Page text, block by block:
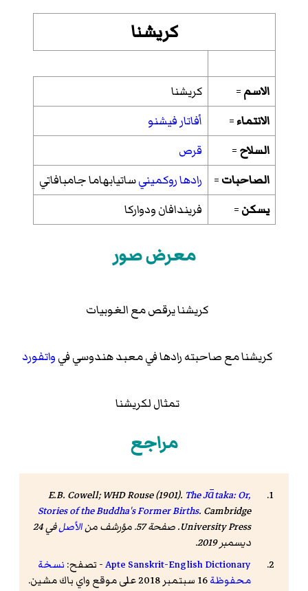
كريشنا
الاسم=
كريشنا
الانتماء= أفاتارفيشنو
السلاح=
قرص
الصاحبات= رادهاروكمينيساتيابهاماجامبافاتي
يسكن= فريندافانودواركا
معرض صور
كريشنا يرقص مع الغوبيات
كريشنا مع صاحبته رادها في معبد هندوسي فيواتفورد
تمثال لكريشنا
مراجع
E.B. Cowell; WHD Rouse (1901). The Jātaka: Or,
Stories of the Buddha's Former Births. Cambridge
University Press. صفحة 57. مؤرشف من
الأصل
في 24
ديسمبر 2019.
Apte Sanskrit-English Dictionary- تصفح: نسخة
محفوظة